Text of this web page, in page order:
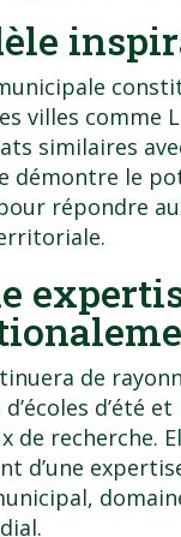
villes comme
similaires
démontre le
répondre
de
d’écoles d’été
de recherche.
d’une